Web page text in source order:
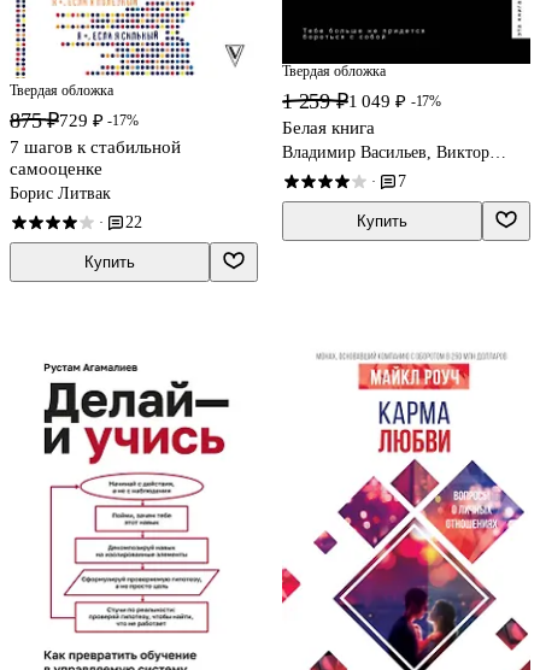
Твердая обложка
875 ₽729 ₽ -17%
7 шагов к стабильной
самооценке
Борис Литвак
· 22
Купить
Твердая обложка
1 259 ₽1 049 ₽ -17%
Белая книга
Владимир Васильев, Виктор
Васильев
· 7
Купить